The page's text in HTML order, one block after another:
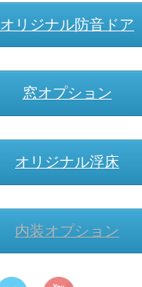
オリジナル防音ドア
窓オプション
オリジナル浮床
内装オプション